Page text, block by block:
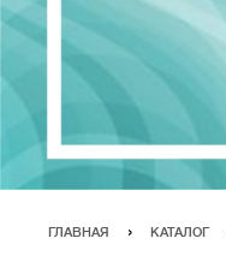
ГЛАВНАЯ КАТАЛОГ